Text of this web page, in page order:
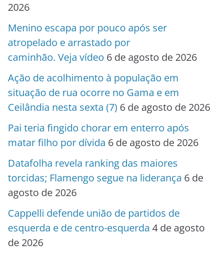
2026
Menino escapa por pouco após ser
atropelado e arrastado por
caminhão. Veja vídeo 6 de agosto de 2026
Ação de acolhimento à população em
situação de rua ocorre no Gama e em
Ceilândia nesta sexta (7) 6 de agosto de 2026
Pai teria fingido chorar em enterro após
matar filho por dívida 6 de agosto de 2026
Datafolha revela ranking das maiores
torcidas; Flamengo segue na liderança 6 de
agosto de 2026
Cappelli defende união de partidos de
esquerda e de centro-esquerda 4 de agosto
de 2026